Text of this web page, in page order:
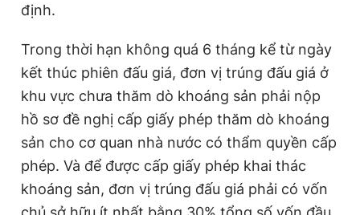
định.
Trong thời hạn không quá 6 tháng kể từ ngày
kết thúc phiên đấu giá, đơn vị trúng đấu giá ở
khu vực chưa thăm dò khoáng sản phải nộp
hồ sơ đề nghị cấp giấy phép thăm dò khoáng
sản cho cơ quan nhà nước có thẩm quyền cấp
phép. Và để được cấp giấy phép khai thác
khoáng sản, đơn vị trúng đấu giá phải có vốn